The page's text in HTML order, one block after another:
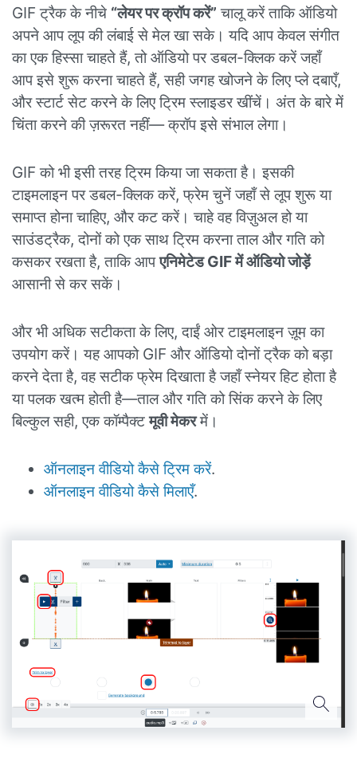
GIF ट्रैक के नीचे “लेयर पर क्रॉप करें” चालू करें ताकि ऑडियो
अपने आप लूप की लंबाई से मेल खा सके। यदि आप केवल संगीत
का एक हिस्सा चाहते हैं, तो ऑडियो पर डबल-क्लिक करें जहाँ
आप इसे शुरू करना चाहते हैं, सही जगह खोजने के लिए प्ले दबाएँ,
और स्टार्ट सेट करने के लिए ट्रिम स्लाइडर खींचें। अंत के बारे में
चिंता करने की ज़रूरत नहीं— क्रॉप इसे संभाल लेगा।
GIF को भी इसी तरह ट्रिम किया जा सकता है। इसकी
टाइमलाइन पर डबल-क्लिक करें, फ्रेम चुनें जहाँ से लूप शुरू या
समाप्त होना चाहिए, और कट करें। चाहे वह विज़ुअल हो या
साउंडट्रैक, दोनों को एक साथ ट्रिम करना ताल और गति को
कसकर रखता है, ताकि आपएनिमेटेड GIF में ऑडियो जोड़ें
आसानी से कर सकें।
और भी अधिक सटीकता के लिए, दाईं ओर टाइमलाइन ज़ूम का
उपयोग करें। यह आपको GIF और ऑडियो दोनों ट्रैक को बड़ा
करने देता है, वह सटीक फ्रेम दिखाता है जहाँ स्नेयर हिट होता है
या पलक खत्म होती है—ताल और गति को सिंक करने के लिए
बिल्कुल सही, एक कॉम्पैक्टमूवी मेकरमें।
ऑनलाइन वीडियो कैसे ट्रिम करें.
ऑनलाइन वीडियो कैसे मिलाएँ.